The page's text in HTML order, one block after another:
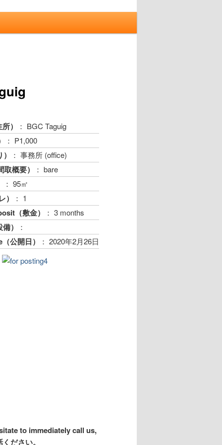
ー
） ： BGC Taguig
： P1,000
： 事務所 (office)
概要） ： bare
： 95㎡
） ： 1
（敷金） ： 3 months
） ：
公開日） ： 2020年2月26日
to immediately call us,
ださい。